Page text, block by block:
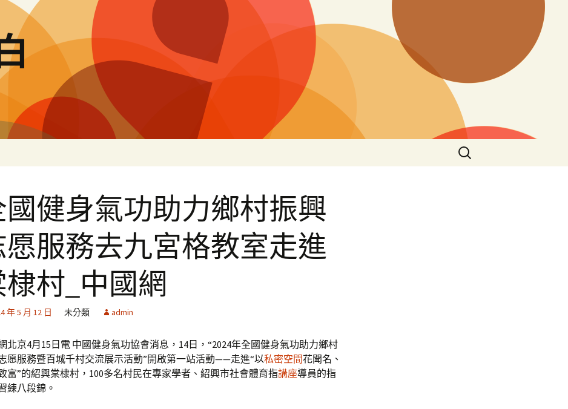
搜
尋
國健身氣功助力鄉村振興
愿服務去九宮格教室走進
棣村_中國網
年 5 月 12 日 未分類 admin
北京4月15日電 中國健身氣功協會消息，14日，“2024年全國健身氣功助力鄉村
愿服務暨百城千村交流展示活動”開啟第一站活動——走進“以私密空間花聞名、
富”的紹興棠棣村，100多名村民在專家學者、紹興市社會體育指講座導員的指
練八段錦。